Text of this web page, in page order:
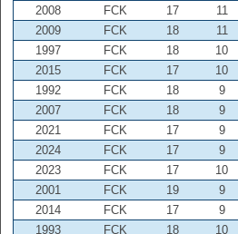
2008
FCK 17 11
2009
FCK 18 11
1997
FCK 18 10
2015
FCK 17 10
1992
FCK 18 9
2007
FCK 18 9
2021
FCK 17 9
2024
FCK 17 9
2023
FCK 17 10
2001
FCK 19 9
2014
FCK 17 9
1993
FCK 18 10